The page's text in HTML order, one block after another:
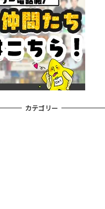
カテゴリー